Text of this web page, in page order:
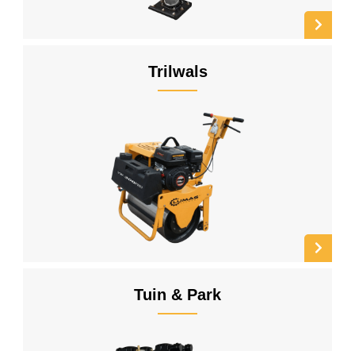
Trilwals
Tuin & Park